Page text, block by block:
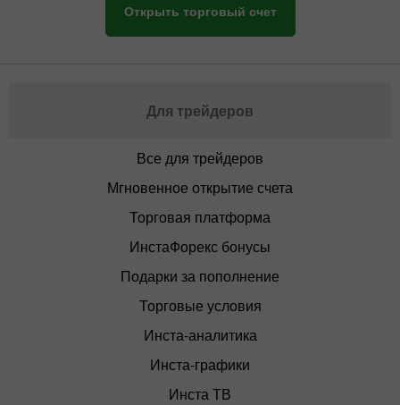
Открыть торговый счет
Для трейдеров
Все для трейдеров
Мгновенное открытие счета
Торговая платформа
ИнстаФорекс бонусы
Подарки за пополнение
Торговые условия
Инста-аналитика
Инста-графики
Инста ТВ